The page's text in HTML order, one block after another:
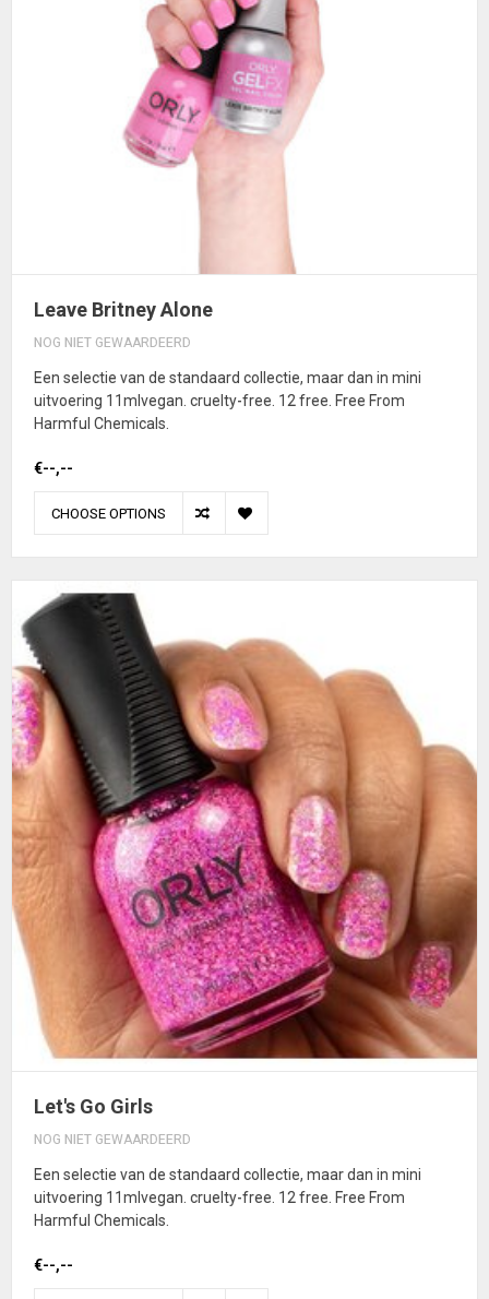
Leave Britney Alone
NOG NIET GEWAARDEERD
Een selectie van de standaard collectie, maar dan in mini
uitvoering 11mlvegan. cruelty-free. 12 free. Free From
Harmful Chemicals.
€--,--
CHOOSE OPTIONS
Let's Go Girls
NOG NIET GEWAARDEERD
Een selectie van de standaard collectie, maar dan in mini
uitvoering 11mlvegan. cruelty-free. 12 free. Free From
Harmful Chemicals.
€--,--